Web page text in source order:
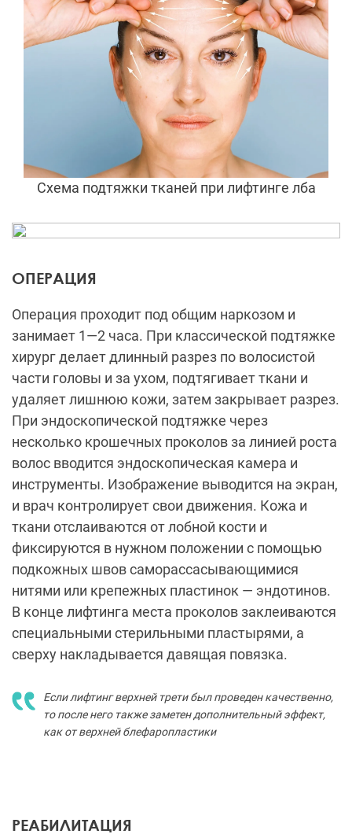
Схема подтяжки тканей при лифтинге лба
ОПЕРАЦИЯ
Операция проходит под общим наркозом и
занимает 1—2 часа. При классической подтяжке
хирург делает длинный разрез по волосистой
части головы и за ухом, подтягивает ткани и
удаляет лишнюю кожи, затем закрывает разрез.
При эндоскопической подтяжке через
несколько крошечных проколов за линией роста
волос вводится эндоскопическая камера и
инструменты. Изображение выводится на экран,
и врач контролирует свои движения. Кожа и
ткани отслаиваются от лобной кости и
фиксируются в нужном положении с помощью
подкожных швов саморассасывающимися
нитями или крепежных пластинок — эндотинов.
В конце лифтинга места проколов заклеиваются
специальными стерильными пластырями, а
сверху накладывается давящая повязка.
Если лифтинг верхней трети был проведен качественно,
то после него также заметен дополнительный эффект,
как от верхней блефаропластики
РЕАБИЛИТАЦИЯ